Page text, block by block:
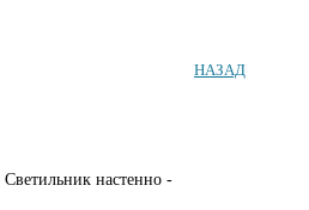
НАЗАД
Светильник настенно -